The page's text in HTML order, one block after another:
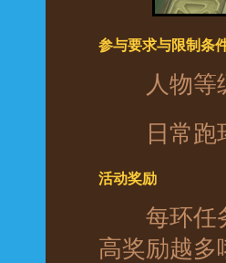
参与要求与限制条
人物等
日常跑环
活动奖励
每环任务
高奖励越多